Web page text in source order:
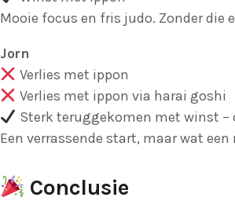
Mooie focus en fris judo. Zonder die
Jorn
Verlies met ippon
Verlies met ippon via harai goshi
Sterk teruggekomen met winst
Een verrassende start, maar wat
Conclusie